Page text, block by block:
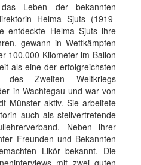
Leben der bekannten
Helma Sjuts (1919-
entdeckte Helma Sjuts ihre
gewann in Wettkämpfen
100.000 Kilometer im Ballon
als eine der erfolgreichsten
des Zweiten Weltkriegs
in Wachtegau und war von
Münster aktiv. Sie arbeitete
auch als stellvertretende
Neben ihrer
Freunden und Bekannten
Likör bekannt. Die
mit zwei guten